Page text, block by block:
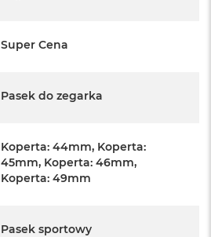
Super Cena
Pasek do zegarka
Koperta: 44mm, Koperta:
45mm, Koperta: 46mm,
Koperta: 49mm
Pasek sportowy